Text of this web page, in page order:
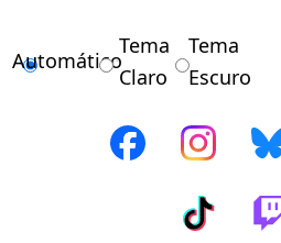
Automático
Tema
Claro
Tema
Escuro